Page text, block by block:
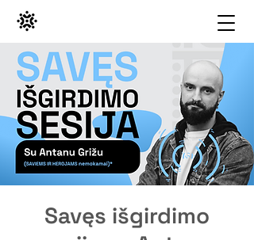
Savęs išgirdimo